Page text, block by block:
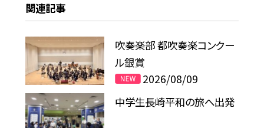
関連記事
吹奏楽部 都吹奏楽コンクー
ル銀賞
2026/08/09
中学生長崎平和の旅へ出発